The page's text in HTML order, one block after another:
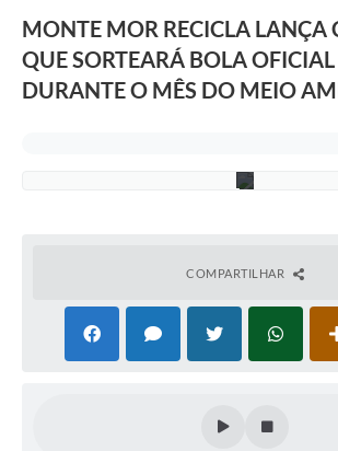
Ouvidoria
Carta de Serviços
MONTE MOR RECICLA LANÇA
QUE SORTEARÁ BOLA
DURANTE O MÊS DO MEIO
e
M
o
t
COMPARTILHAR